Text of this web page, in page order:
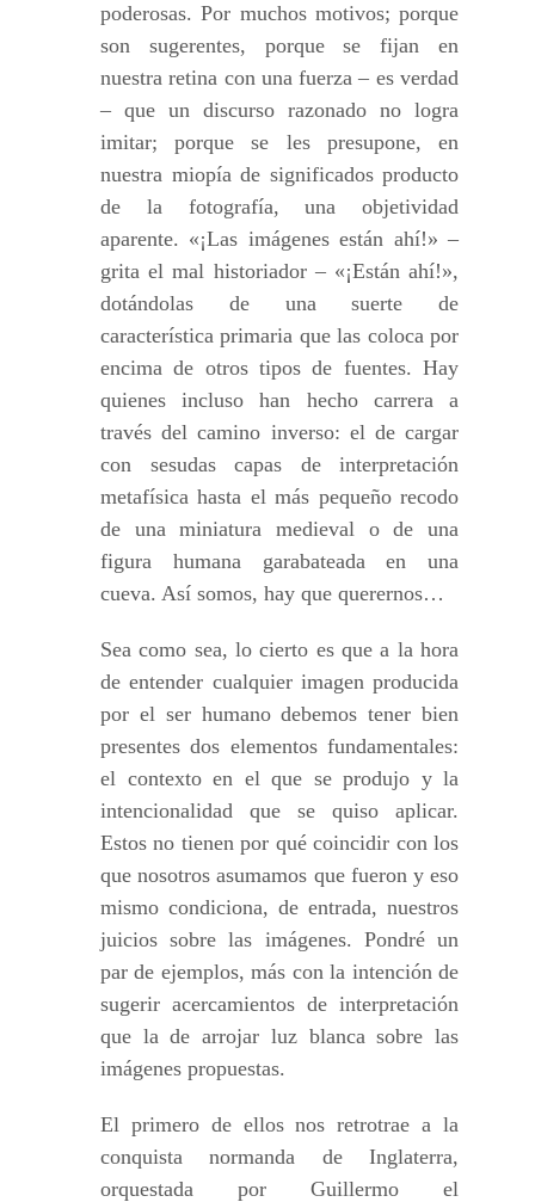
poderosas. Por muchos motivos; porque
son sugerentes, porque se fijan en
nuestra retina con una fuerza – es verdad
– que un discurso razonado no logra
imitar; porque se les presupone, en
nuestra miopía de significados producto
de la fotografía, una objetividad
aparente. «¡Las imágenes están ahí!» –
grita el mal historiador – «¡Están ahí!»,
dotándolas de una suerte de
característica primaria que las coloca por
encima de otros tipos de fuentes. Hay
quienes incluso han hecho carrera a
través del camino inverso: el de cargar
con sesudas capas de interpretación
metafísica hasta el más pequeño recodo
de una miniatura medieval o de una
figura humana garabateada en una
cueva. Así somos, hay que querernos…
Sea como sea, lo cierto es que a la hora
de entender cualquier imagen producida
por el ser humano debemos tener bien
presentes dos elementos fundamentales:
el contexto en el que se produjo y la
intencionalidad que se quiso aplicar.
Estos no tienen por qué coincidir con los
que nosotros asumamos que fueron y eso
mismo condiciona, de entrada, nuestros
juicios sobre las imágenes. Pondré un
par de ejemplos, más con la intención de
sugerir acercamientos de interpretación
que la de arrojar luz blanca sobre las
imágenes propuestas.
El primero de ellos nos retrotrae a la
conquista normanda de Inglaterra,
orquestada por Guillermo el